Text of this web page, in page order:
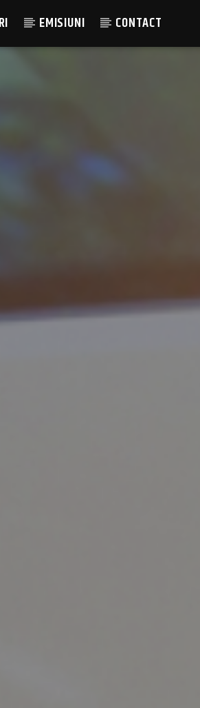
EMISIUNI CONTACT